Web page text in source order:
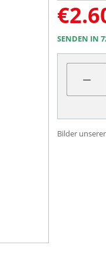
€
SENDEN IN
−
Bilder